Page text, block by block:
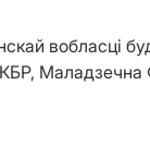
вобласці